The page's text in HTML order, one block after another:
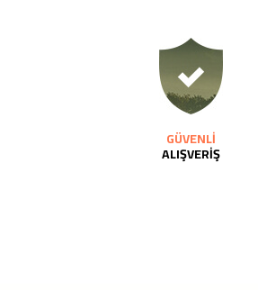
GÜVENLİ
ALIŞVERİŞ